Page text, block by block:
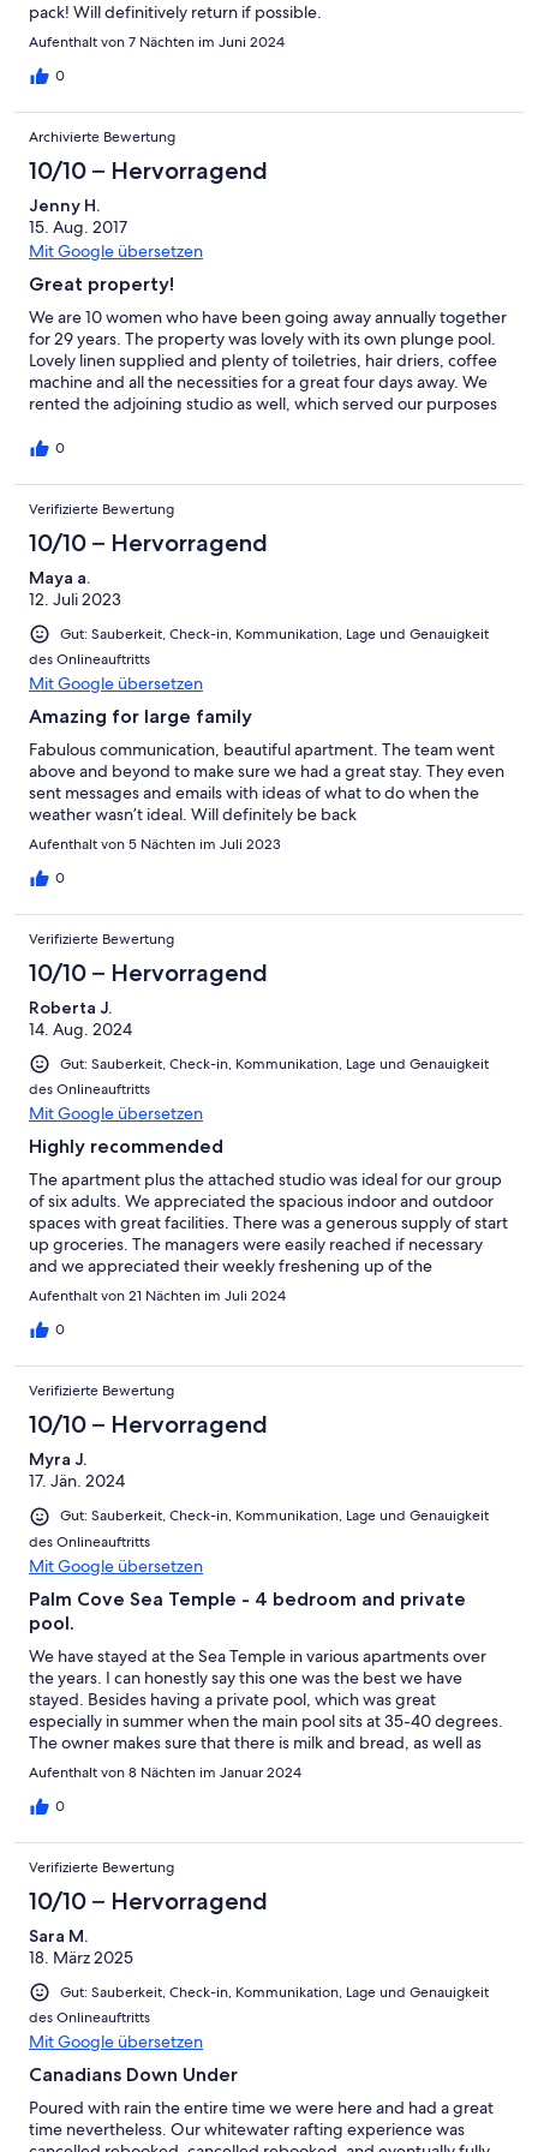
pack! Will definitively return if possible.
Aufenthalt von 7 Nächten im Juni 2024
0
Archivierte Bewertung
10/10 – Hervorragend
Jenny H.
15. Aug. 2017
Mit Google übersetzen
Great property!
We are 10 women who have been going away annually together
for 29 years. The property was lovely with its own plunge pool.
Lovely linen supplied and plenty of toiletries, hair driers, coffee
machine and all the necessities for a great four days away. We
rented the adjoining studio as well, which served our purposes
0
Verifizierte Bewertung
10/10 – Hervorragend
Maya a.
12. Juli 2023
Gut: Sauberkeit, Check-in, Kommunikation, Lage und Genauigkeit
des Onlineauftritts
Mit Google übersetzen
Amazing for large family
Fabulous communication, beautiful apartment. The team went
above and beyond to make sure we had a great stay. They even
sent messages and emails with ideas of what to do when the
weather wasn’t ideal. Will definitely be back
Aufenthalt von 5 Nächten im Juli 2023
0
Verifizierte Bewertung
10/10 – Hervorragend
Roberta J.
14. Aug. 2024
Gut: Sauberkeit, Check-in, Kommunikation, Lage und Genauigkeit
des Onlineauftritts
Mit Google übersetzen
Highly recommended
The apartment plus the attached studio was ideal for our group
of six adults. We appreciated the spacious indoor and outdoor
spaces with great facilities. There was a generous supply of start
up groceries. The managers were easily reached if necessary
and we appreciated their weekly freshening up of the
apartment. The location is excellent. It is an easy walk to the
three week stay immensely.
Aufenthalt von 21 Nächten im Juli 2024
0
Verifizierte Bewertung
10/10 – Hervorragend
Myra J.
17. Jän. 2024
Gut: Sauberkeit, Check-in, Kommunikation, Lage und Genauigkeit
des Onlineauftritts
Mit Google übersetzen
Palm Cove Sea Temple - 4 bedroom and private
pool.
We have stayed at the Sea Temple in various apartments over
the years. I can honestly say this one was the best we have
stayed. Besides having a private pool, which was great
especially in summer when the main pool sits at 35-40 degrees.
The owner makes sure that there is milk and bread, as well as
other condiments including champagne and chocolates on
apartment was clean, spacious and very comfortable. I would
stayed, including the swim outs and the penthouse apartments.
Aufenthalt von 8 Nächten im Januar 2024
0
Verifizierte Bewertung
10/10 – Hervorragend
Sara M.
18. März 2025
Gut: Sauberkeit, Check-in, Kommunikation, Lage und Genauigkeit
des Onlineauftritts
Mit Google übersetzen
Canadians Down Under
Poured with rain the entire time we were here and had a great
time nevertheless. Our whitewater rafting experience was